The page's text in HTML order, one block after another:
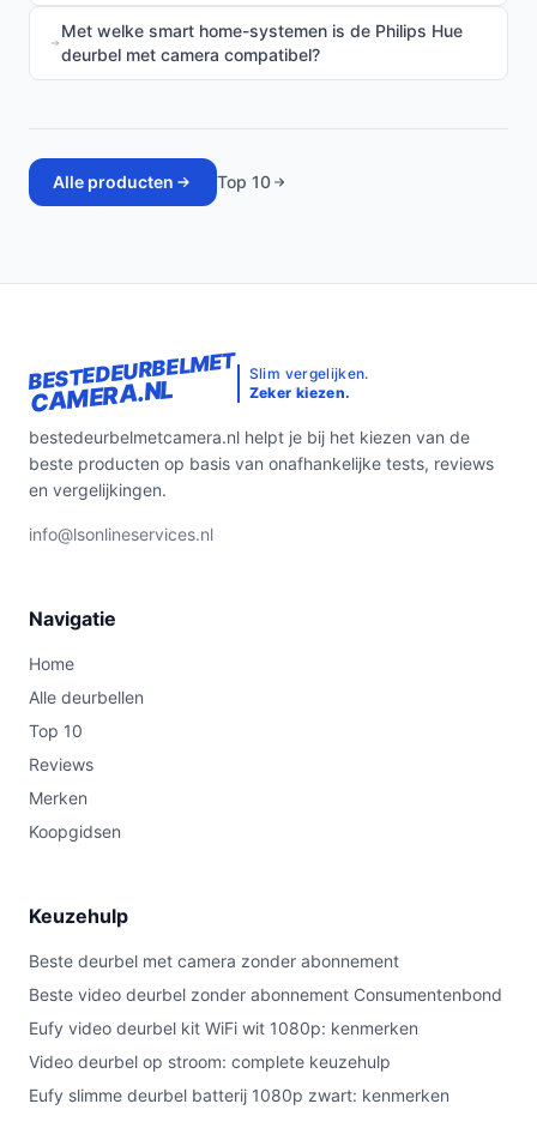
Met welke smart home-systemen is de Philips Hue
deurbel met camera compatibel?
Alle producten Top 10
BESTEDEURBELMET
CAMERA.NL
Slim vergelijken.
Zeker kiezen.
bestedeurbelmetcamera.nl helpt je bij het kiezen van de
beste producten op basis van onafhankelijke tests, reviews
en vergelijkingen.
info@lsonlineservices.nl
Navigatie
Home
Alle deurbellen
Top 10
Reviews
Merken
Koopgidsen
Keuzehulp
Beste deurbel met camera zonder abonnement
Beste video deurbel zonder abonnement Consumentenbond
Eufy video deurbel kit WiFi wit 1080p: kenmerken
Video deurbel op stroom: complete keuzehulp
Eufy slimme deurbel batterij 1080p zwart: kenmerken